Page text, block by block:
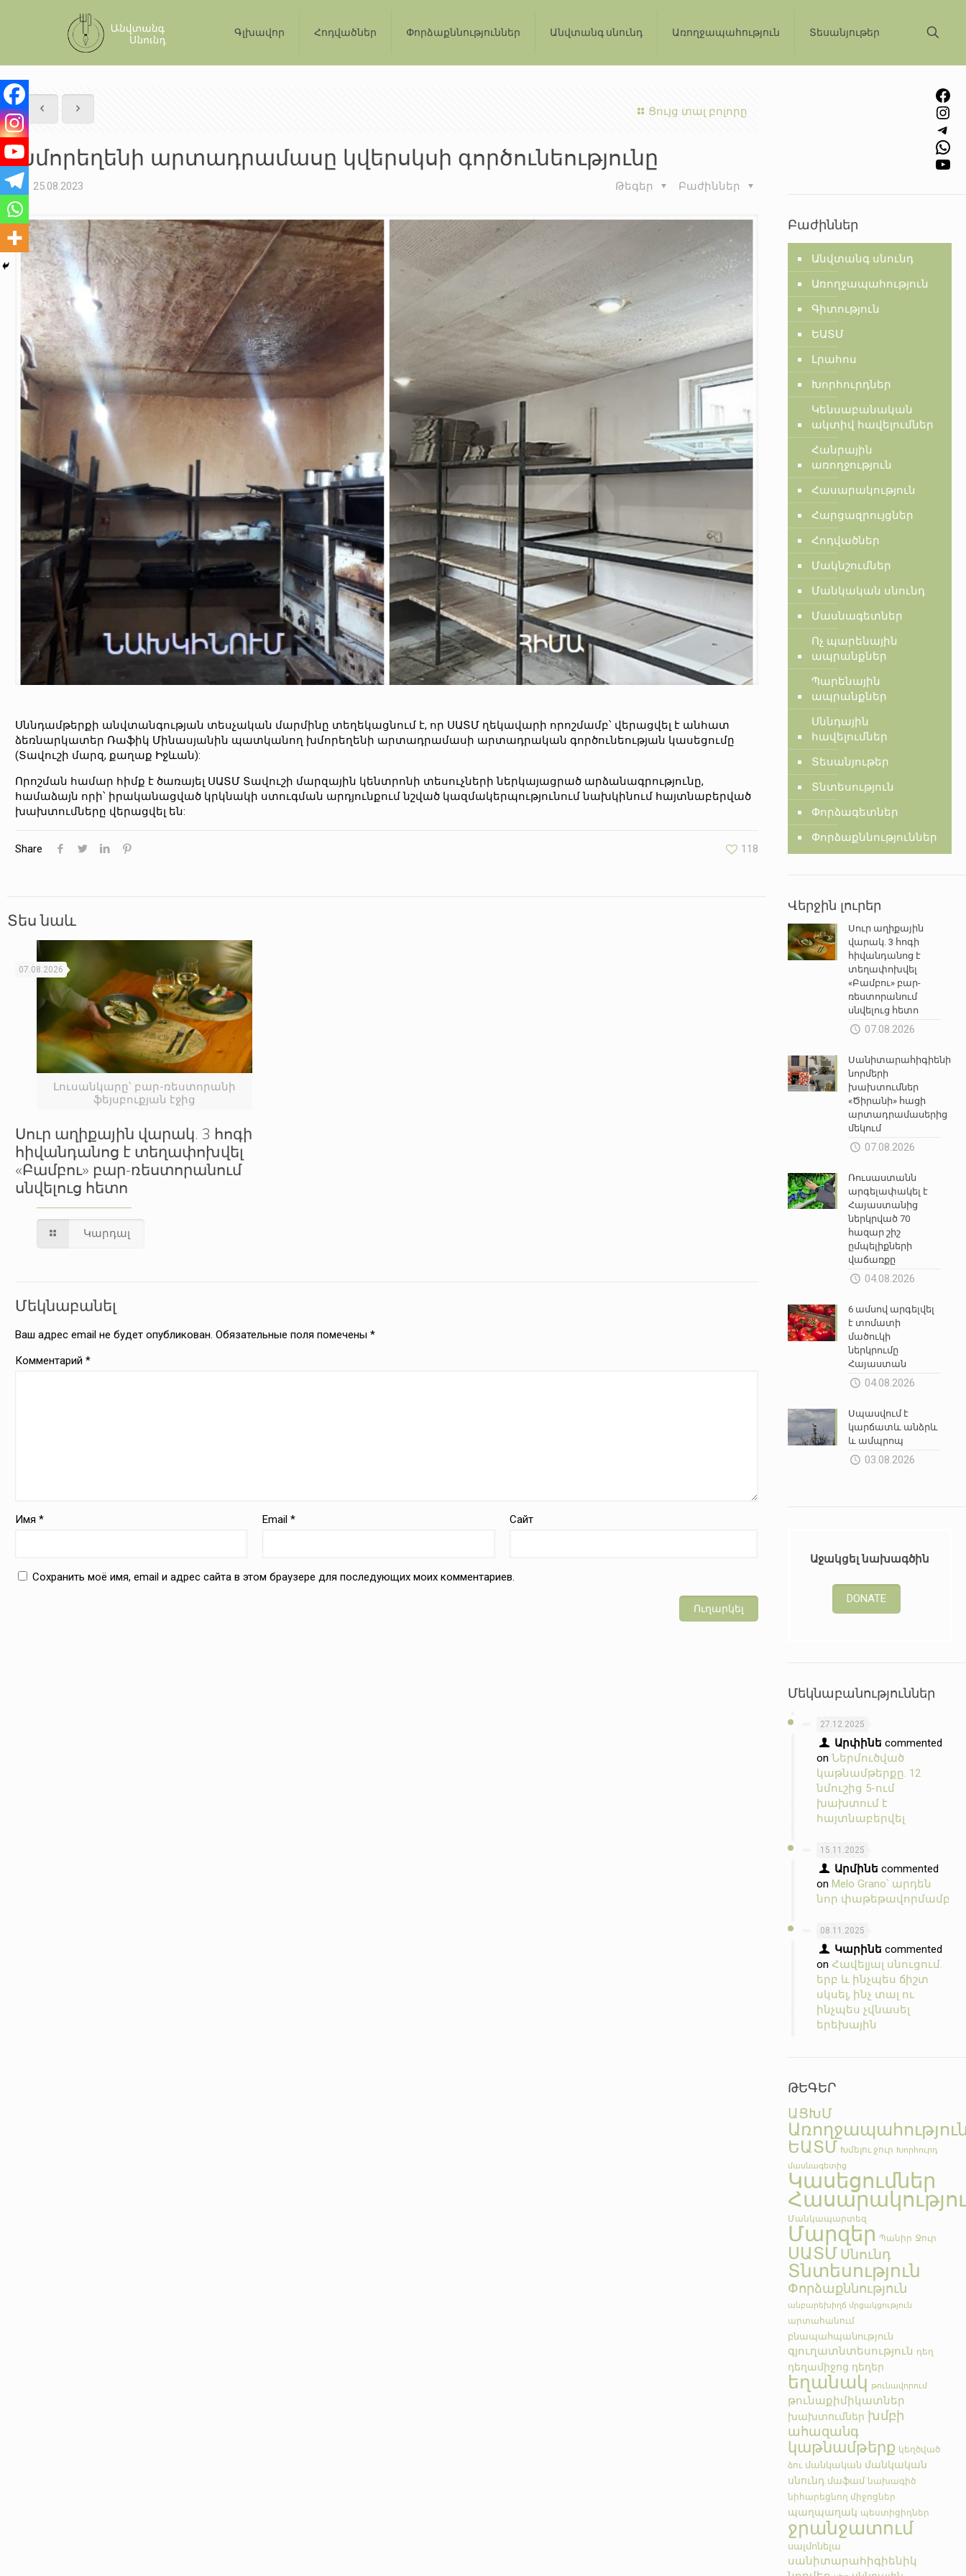
Գլխավոր Հոդվածներ Փորձաքննություններ Անվտանգ սնունդ Առողջապահություն Տեսանյութեր
Ցույց տալ բոլորը
Խմորեղենի արտադրամասը կվերսկսի գործունեությունը
25.08.2023 Բաժիններ
Թեգեր
Սննդամթերքի անվտանգության տեսչական մարմինը տեղեկացնում է, որ ՍԱՏՄ ղեկավարի որոշմամբ՝ վերացվել է անհատ
ձեռնարկատեր Ռաֆիկ Մինասյանին պատկանող խմորեղենի արտադրամասի արտադրական գործունեության կասեցումը
(Տավուշի մարզ, քաղաք Իջևան):
Որոշման համար հիմք է ծառայել ՍԱՏՄ Տավուշի մարզային կենտրոնի տեսուչների ներկայացրած արձանագրությունը,
համաձայն որի՝ իրականացված կրկնակի ստուգման արդյունքում նշված կազմակերպությունում նախկինում հայտնաբերված
խախտումները վերացվել են:
Share 118
Տես նաև
Լուսանկարը՝ բար-ռեստորանի
ֆեյսբուքյան էջից
07.08.2026
Սուր աղիքային վարակ. 3 հոգի
հիվանդանոց է տեղափոխվել
«Բամբու» բար-ռեստորանում
սնվելուց հետո
Կարդալ
Մեկնաբանել
Ваш адрес email не будет опубликован. Обязательные поля помечены *
Комментарий *
Имя * Email * Сайт
Сохранить моё имя, email и адрес сайта в этом браузере для последующих моих комментариев.
Facebook
Instagram
Telegram
WhatsApp
YouTube
Բաժիններ
Անվտանգ սնունդ
Առողջապահություն
Գիտություն
ԵԱՏՄ
Լրահոս
Խորհուրդներ
Կենսաբանական
ակտիվ հավելումներ
Հանրային
առողջություն
Հասարակություն
Հարցազրույցներ
Հոդվածներ
Մակնշումներ
Մանկական սնունդ
Մասնագետներ
Ոչ պարենային
ապրանքներ
Պարենային
ապրանքներ
Սննդային
հավելումներ
Տեսանյութեր
Տնտեսություն
Փորձագետներ
Փորձաքննություններ
Վերջին լուրեր
Սուր աղիքային
վարակ. 3 հոգի
հիվանդանոց է
տեղափոխվել
«Բամբու» բար-
ռեստորանում
սնվելուց հետո
07.08.2026
Սանիտարահիգիենիկ
նորմերի
խախտումներ
«Ծիրանի» հացի
արտադրամասերից
մեկում
07.08.2026
Ռուսաստանն
արգելափակել է
Հայաստանից
ներկրված 70
հազար շիշ
ըմպելիքների
վաճառքը
04.08.2026
6 ամսով արգելվել
է տոմատի
մածուկի
ներկրումը
Հայաստան
04.08.2026
Սպասվում է
կարճատև անձրև
և ամպրոպ
03.08.2026
Աջակցել նախագծին
DONATE
Մեկնաբանություններ
27.12.2025
Արփինե commented
onՆերմուծված
կաթնամթերքը. 12
նմուշից 5-ում
խախտում է
հայտնաբերվել
15.11.2025
Արմինե commented
onMelo Grano՝ արդեն
նոր փաթեթավորմամբ
08.11.2025
Կարինե commented
onՀավելյալ սնուցում.
երբ և ինչպես ճիշտ
սկսել, ինչ տալ ու
ինչպես չվնասել
երեխային
ԹԵԳԵՐ
ԱՑԽՄ
ԵԱՏՄ Խմելու ջուր Խորհուրդ
մասնագետից
Կասեցումներ
Մանկապարտեզ
Մարզեր Պանիր Ջուր
ՍԱՏՄ Սնունդ
Տնտեսություն
Փորձաքննություն
անբարեխիղճ մրցակցություն
արտահանում
բնապահպանություն
գյուղատնտեսություն դեղ
դեղամիջոց դեղեր
եղանակ թունավորում
թունաքիմիկատներ
խախտումներ խմբի
ահազանգ
կաթնամթերք կեղծված
ձու մանկական մանկական
սնունդ մաֆամ նախագիծ
նիհարեցնող միջոցներ
պաղպաղակ պեստիցիդներ
ջրանջատում
սալմոնելա
սանիտարահիգիենիկ